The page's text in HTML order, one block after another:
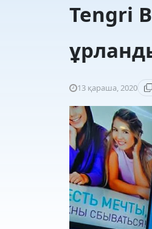
Tengri
13 қараша, 2020